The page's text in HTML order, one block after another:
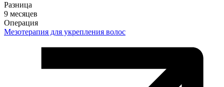
Разница
9 месяцев
Операция
Мезотерапия для укрепления волос